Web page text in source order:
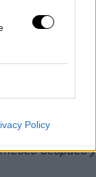
Policy
can read the
después y